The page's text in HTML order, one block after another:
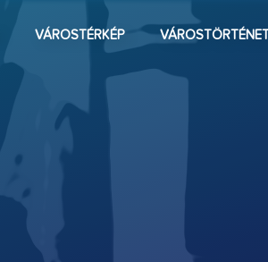
VÁROSTÉRKÉP VÁROSTÖRTÉNET